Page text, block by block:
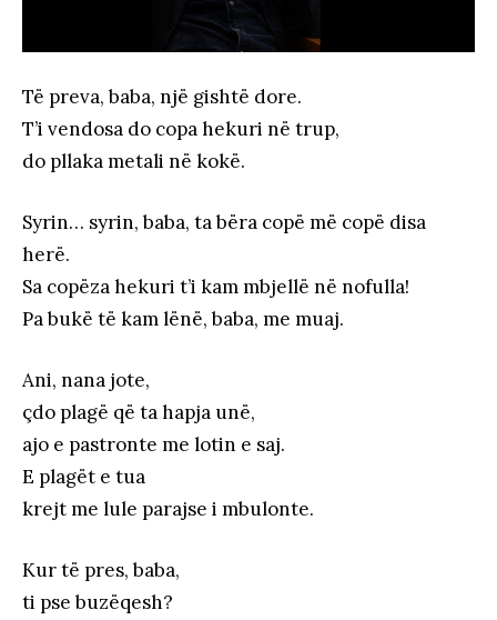
Të preva, baba, një gishtë dore.
T’i vendosa do copa hekuri në trup,
do pllaka metali në kokë.
Syrin… syrin, baba, ta bëra copë më copë disa
herë.
Sa copëza hekuri t’i kam mbjellë në nofulla!
Pa bukë të kam lënë, baba, me muaj.
Ani, nana jote,
çdo plagë që ta hapja unë,
ajo e pastronte me lotin e saj.
E plagët e tua
krejt me lule parajse i mbulonte.
Kur të pres, baba,
ti pse buzëqesh?